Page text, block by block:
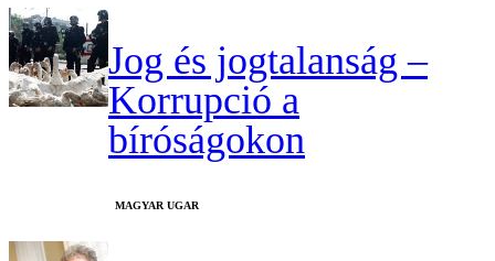
Jog és jogtalanság –
Korrupció a
bíróságokon
MAGYAR UGAR